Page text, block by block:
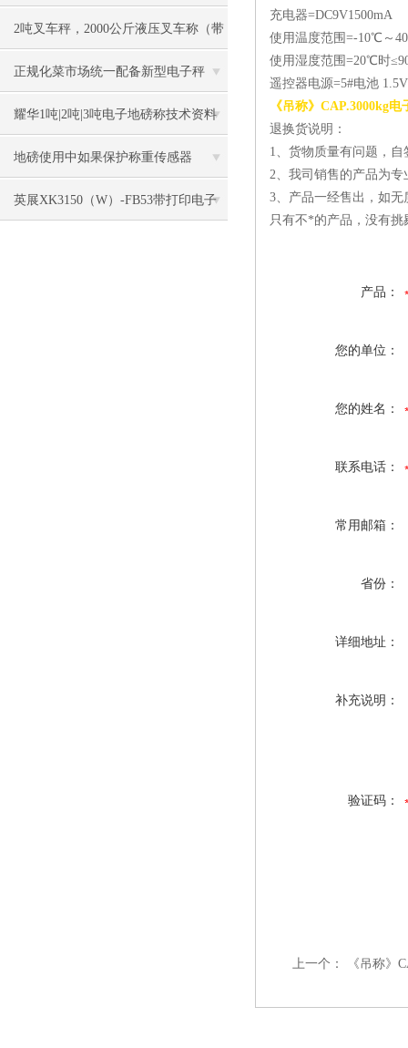
2吨叉车秤，2000公斤液压叉车称（带
打印功能）
正规化菜市场统一配备新型电子秤
耀华1吨|2吨|3吨电子地磅称技术资料
地磅使用中如果保护称重传感器
英展XK3150（W）-FB53带打印电子
充电器=DC9V1500mA
使用温度范围=-10℃～
使用湿度范围=20℃时
遥控器电源=5#电池
《吊称》CAP.3000kg
退换货说明：
1、货物质量有问题，
2、我司销售的产品为
3、产品一经售出，如
只有不*的产品，没有
产品：
您的单位：
您的姓名：
联系电话：
常用邮箱：
省份：
详细地址：
补充说明：
验证码：
上一个： 《吊称》